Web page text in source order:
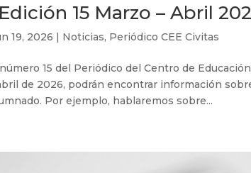
15 Marzo – Abril
19, 2026 | Noticias, Periódico CEE Civitas
15 del Periódico del Centro de
de 2026, podrán encontrar información
Por ejemplo, hablaremos sobre...